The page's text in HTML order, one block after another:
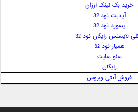
خرید بک لینک ارزان
آپدیت نود 32
پسورد نود 32
لایسنس رایگان نود 32
همیار نود 32
سئو سایت
رایگان
فروش آنتی ویروس